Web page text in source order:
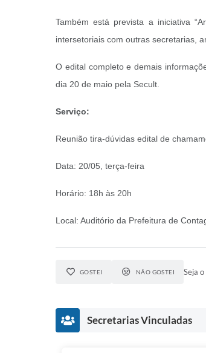
Também está prevista a iniciativa
intersetoriais com outras secretarias,
O edital completo e demais
dia 20 de maio pela Secult.
Serviço:
Reunião tira-dúvidas edital de
Data: 20/05, terça-feira
Horário: 18h às 20h
Local: Auditório da Prefeitura de
GOSTEI NÃO GOSTEI Seja
Secretarias Vinculadas